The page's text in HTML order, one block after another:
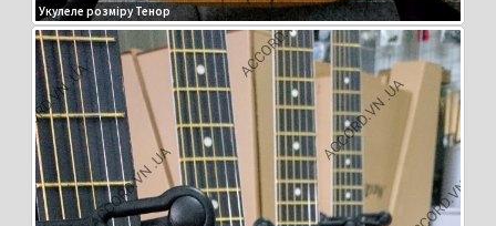
Укулеле розміру Тенор